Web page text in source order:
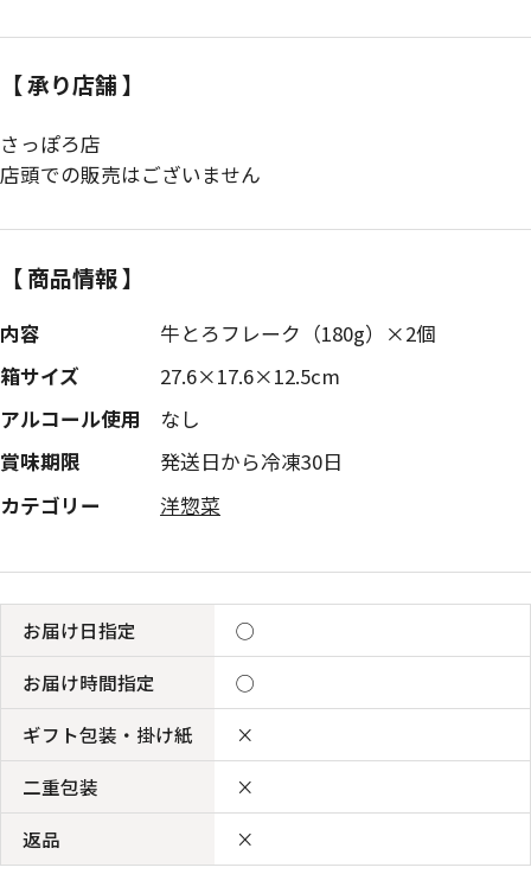
【 承り店舗 】
さっぽろ店
店頭での販売はございません
【 商品情報 】
内容
牛とろフレーク（180g）×2個
箱サイズ
27.6×17.6×12.5cm
アルコール使用
なし
賞味期限
発送日から冷凍30日
カテゴリー
洋惣菜
お届け日指定
◯
お届け時間指定
◯
ギフト包装・掛け紙
×
二重包装
×
返品
×